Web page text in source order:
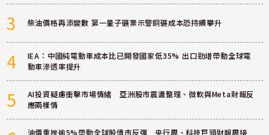
3 柴油價格再添變數 第一量子礦業示警銅礦成本恐持續攀升
4
IEA：中國純電動車成本比已開發國家低35% 出口勁增帶動全球電
動車滲透率提升
5
AI投資疑慮衝擊市場情緒 亞洲股市震盪整理、微軟與Meta財報反
應兩樣情
油價重挫逾5%帶動全球股債市反彈 央行周、科技巨頭財報周接